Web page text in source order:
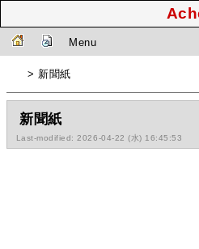
Menu
> 新聞紙
新聞紙
Last-modified: 2026-04-22 (水) 16:45:53